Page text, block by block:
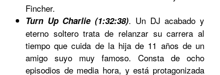
Fincher.
Turn Up Charlie (1:32:38). Un DJ acabado y
eterno soltero trata de relanzar su carrera al
tiempo que cuida de la hija de 11 años de un
amigo suyo muy famoso. Consta de ocho
episodios de media hora, y está protagonizada